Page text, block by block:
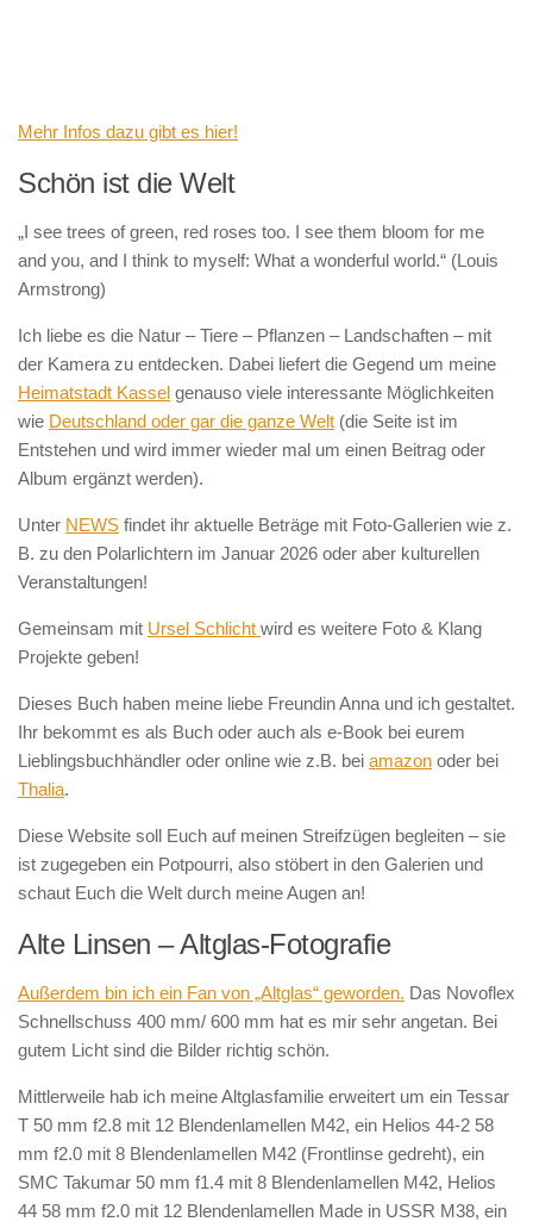
Mehr Infos dazu gibt es hier!
Schön ist die Welt
„I see trees of green, red roses too. I see them bloom for me
and you, and I think to myself: What a wonderful world.“ (Louis
Armstrong)
Ich liebe es die Natur – Tiere – Pflanzen – Landschaften – mit
der Kamera zu entdecken. Dabei liefert die Gegend um meine
Heimatstadt Kassel genauso viele interessante Möglichkeiten
wie Deutschland oder gar die ganze Welt (die Seite ist im
Entstehen und wird immer wieder mal um einen Beitrag oder
Album ergänzt werden).
Unter NEWS findet ihr aktuelle Beträge mit Foto-Gallerien wie z.
B. zu den Polarlichtern im Januar 2026 oder aber kulturellen
Veranstaltungen!
Gemeinsam mit Ursel Schlicht wird es weitere Foto & Klang
Projekte geben!
Dieses Buch haben meine liebe Freundin Anna und ich gestaltet.
Ihr bekommt es als Buch oder auch als e-Book bei eurem
Lieblingsbuchhändler oder online wie z.B. bei amazon oder bei
Thalia.
Diese Website soll Euch auf meinen Streifzügen begleiten – sie
ist zugegeben ein Potpourri, also stöbert in den Galerien und
schaut Euch die Welt durch meine Augen an!
Alte Linsen – Altglas-Fotografie
Außerdem bin ich ein Fan von „Altglas“ geworden. Das Novoflex
Schnellschuss 400 mm/ 600 mm hat es mir sehr angetan. Bei
gutem Licht sind die Bilder richtig schön.
Mittlerweile hab ich meine Altglasfamilie erweitert um ein Tessar
T 50 mm f2.8 mit 12 Blendenlamellen M42, ein Helios 44-2 58
mm f2.0 mit 8 Blendenlamellen M42 (Frontlinse gedreht), ein
SMC Takumar 50 mm f1.4 mit 8 Blendenlamellen M42, Helios
44 58 mm f2.0 mit 12 Blendenlamellen Made in USSR M38, ein